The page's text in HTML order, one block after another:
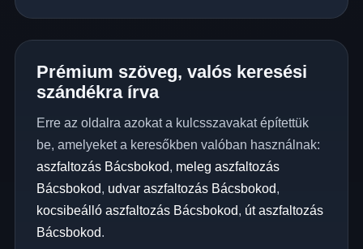
Prémium szöveg, valós keresési
szándékra írva
Erre az oldalra azokat a kulcsszavakat építettük
be, amelyeket a keresőkben valóban használnak:
aszfaltozás Bácsbokod, meleg aszfaltozás
Bácsbokod, udvar aszfaltozás Bácsbokod,
kocsibeálló aszfaltozás Bácsbokod, út aszfaltozás
Bácsbokod.